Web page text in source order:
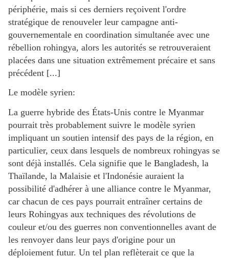
périphérie, mais si ces derniers reçoivent l'ordre
stratégique de renouveler leur campagne anti-
gouvernementale en coordination simultanée avec une
rébellion rohingya, alors les autorités se retrouveraient
placées dans une situation extrêmement précaire et sans
précédent [...]
Le modèle syrien:
La guerre hybride des États-Unis contre le Myanmar
pourrait très probablement suivre le modèle syrien
impliquant un soutien intensif des pays de la région, en
particulier, ceux dans lesquels de nombreux rohingyas se
sont déjà installés. Cela signifie que le Bangladesh, la
Thaïlande, la Malaisie et l'Indonésie auraient la
possibilité d'adhérer à une alliance contre le Myanmar,
car chacun de ces pays pourrait entraîner certains de
leurs Rohingyas aux techniques des révolutions de
couleur et/ou des guerres non conventionnelles avant de
les renvoyer dans leur pays d'origine pour un
déploiement futur. Un tel plan reflèterait ce que la